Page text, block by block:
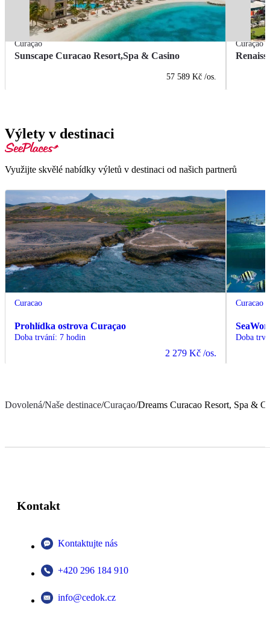
Curaçao
Sunscape Curacao Resort,Spa & Casino
57 589 Kč /os.
Curaçao
Výlety v destinaci
Využijte skvělé nabídky výletů v destinaci od našich partnerů
Curacao
Prohlídka ostrova Curaçao
Doba trvání: 7 hodin
2 279 Kč /os.
Curacao
Doba
Dovolená/Naše destinace/Curaçao/Dreams Curacao Resort, Spa &
Kontakt
Kontaktujte nás
+420 296 184 910
info@cedok.cz